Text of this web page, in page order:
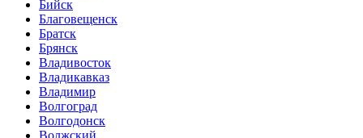
Бийск
Благовещенск
Братск
Брянск
Владивосток
Владикавказ
Владимир
Волгоград
Волгодонск
Волжский